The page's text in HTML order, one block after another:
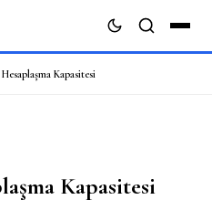
Kapasitesi
Kapasitesi